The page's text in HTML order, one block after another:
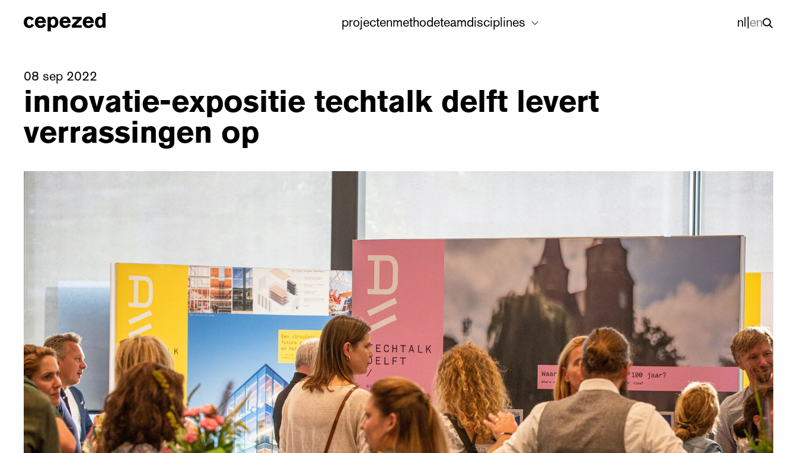
projectenmethodeteamdisciplines nl|en
08 sep 2022
innovatie-expositie techtalk delft levert
verrassingen op